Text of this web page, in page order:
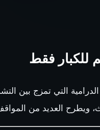
الدرامية التي تمزج بين
ويطرح العديد من